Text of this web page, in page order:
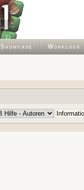
Showcase Worklogs